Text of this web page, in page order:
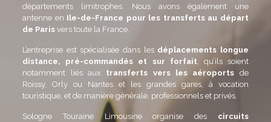
départements limitrophes. Nous avons également une
antenne en Ile-de-France pour les transferts au départ
de Parisvers toute la France.
L’entreprise est spécialisée dans les déplacements longue
distance, pré-commandés et sur forfait, qu’ils soient
notamment liés aux transferts vers les aéroports de
Roissy, Orly ou Nantes et les grandes gares, à vocation
touristique, et de manière générale, professionnels et privés.
Sologne Touraine Limousine organise des circuits